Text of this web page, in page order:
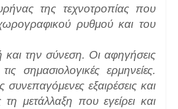
της τεχνοτροπίας που
ρυθμού και του
την σύνεση. Οι αφηγήσεις
σημασιολογικές ερμηνείες.
εξαιρέσεις και
τη μετάλλαξη που εγείρει και